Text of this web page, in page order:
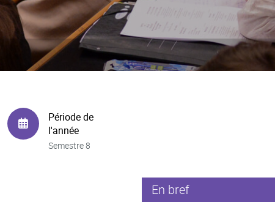
Période de
l'année
Semestre 8
En bref